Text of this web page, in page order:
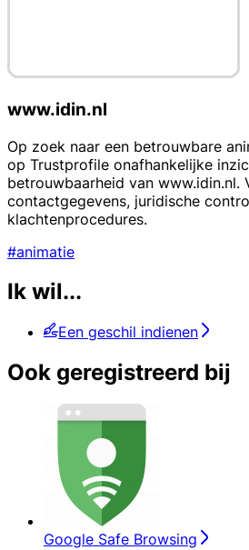
www.idin.nl
Op zoek naar een betrouwbare
op Trustprofile onafhankelijke
betrouwbaarheid van www.idin.nl.
contactgegevens, juridische
klachtenprocedures.
#animatie
Ik wil...
Een geschil indienen
Ook geregistreerd bij
Google Safe Browsing